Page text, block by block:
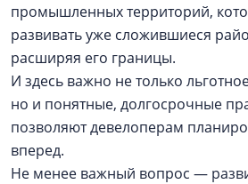
промышленных территорий,
развивать уже сложившиеся
расширяя его границы.
И здесь важно не только
но и понятные, долгосрочные
позволяют девелоперам
вперед.
Не менее важный вопрос —